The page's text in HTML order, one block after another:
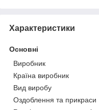
Характеристики
Основні
Виробник
Країна виробник
Вид виробу
Оздоблення та прикраси